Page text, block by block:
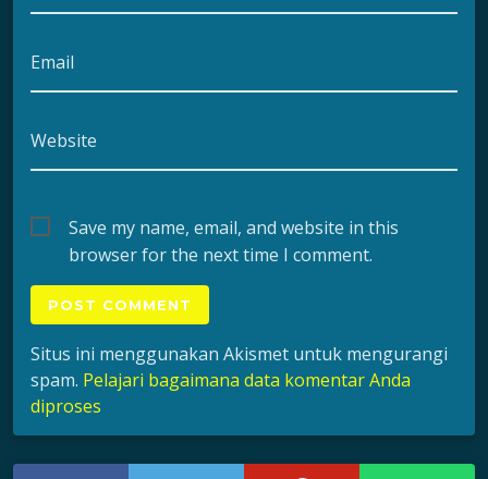
Email
Website
Save my name, email, and website in this
browser for the next time I comment.
Situs ini menggunakan Akismet untuk mengurangi
spam. Pelajari bagaimana data komentar Anda
diproses